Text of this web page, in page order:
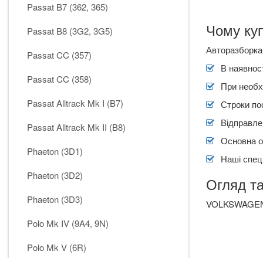
Passat B7 (362, 365)
Passat B8 (3G2, 3G5)
Passat CC (357)
Passat CC (358)
Passat Alltrack Mk I (B7)
Passat Alltrack Mk II (B8)
Phaeton (3D1)
Phaeton (3D2)
Phaeton (3D3)
Polo Mk IV (9A4, 9N)
Polo Mk V (6R)
Чому
В
При
Строки
Основна
Наші
Огляд